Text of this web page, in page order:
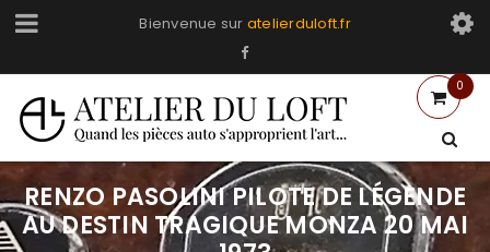
Bienvenue sur atelierduloft.fr
0
RENZO PASOLINI PILOTE DE LÉGENDE
AU DESTIN TRAGIQUE MONZA 20 MAI